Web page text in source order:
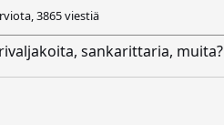
3865 viestiä
sankarittaria, muita?